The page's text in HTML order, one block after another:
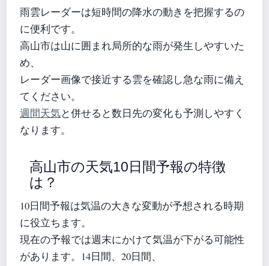
雨雲レーダーは短時間の降水の動きを把握するの
に便利です。
高山市は山に囲まれ局所的な雨が発生しやすいた
め、
レーダー画像で接近する雲を確認し急な雨に備え
てください。
週間天気と併せると数日先の変化も予測しやすく
なります。
高山市の天気10日間予報の特徴
は？
10日間予報は気温の大きな変動が予想される時期
に役立ちます。
現在の予報では週末にかけて気温が下がる可能性
があります。14日間、20日間、